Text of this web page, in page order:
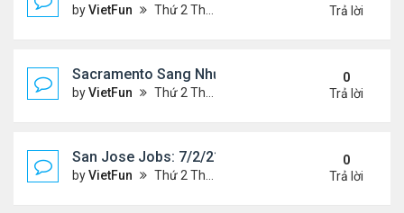
byVietFun Thứ 2 Tháng 7 05, 2021 2:47 pm
Trả lời
Sacramento Sang Nhượng 7/2/21- 7/9/21
byVietFun Thứ 2 Tháng 7 05, 2021 2:45 pm
0
Trả lời
San Jose Jobs: 7/2/21- 7/9/2021
byVietFun Thứ 2 Tháng 7 05, 2021 2:41 pm
0
Trả lời